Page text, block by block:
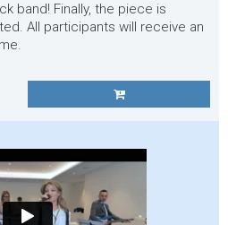
band! Finally, the piece is
All participants will receive an